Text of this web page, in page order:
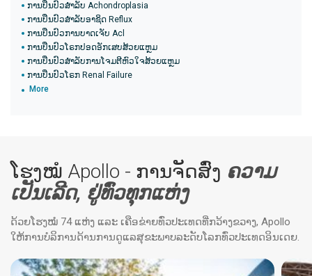
ການປິ່ນປົວສໍາລັບ Achondroplasia
ການປິ່ນປົວສໍາລັບອາຊິດ Reflux
ການປິ່ນປົວການບາດເຈັບ Acl
ການປິ່ນປົວໂຣກປອດອັກເສບສ້ວຍແຫຼມ
ການປິ່ນປົວສໍາລັບການໂຈມຕີຫົວໃຈສ້ວຍແຫຼມ
ການປິ່ນປົວໂຣກ Renal Failure
More
ໂຮງໝໍ Apollo - ການຈັດສົ່ງ ຄວາມ
ເປັນເລີດ, ຢູ່ທົ່ວທຸກແຫ່ງ
ດ້ວຍໂຮງໝໍ 74 ແຫ່ງ ແລະ ເຄືອຂ່າຍທົ່ວປະເທດທີ່ກວ້າງຂວາງ, Apollo
ໃຫ້ການບໍລິການດ້ານການດູແລສຸຂະພາບລະດັບໂລກທົ່ວປະເທດອິນເດຍ.